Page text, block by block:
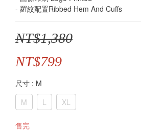
- 羅紋配置Ribbed Hem And Cuffs
NT$1,380
NT$799
尺寸 : M
M
L XL
售完